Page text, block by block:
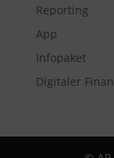
Reporting
App
Infopaket
Digitaler